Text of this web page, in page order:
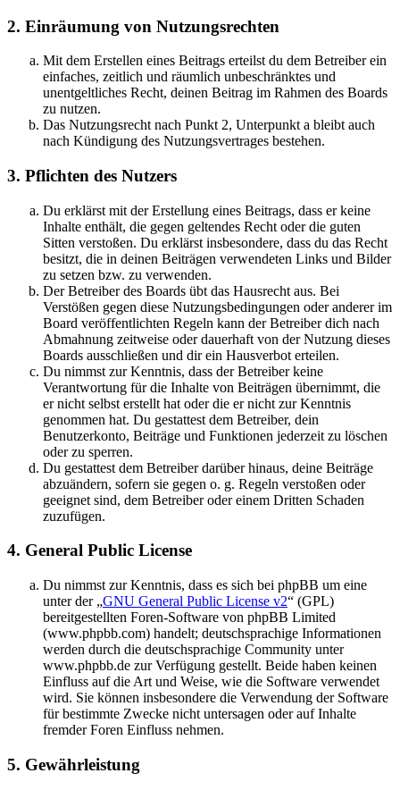
2. Einräumung von Nutzungsrechten
Mit dem Erstellen eines Beitrags erteilst du dem Betreiber ein
einfaches, zeitlich und räumlich unbeschränktes und
unentgeltliches Recht, deinen Beitrag im Rahmen des Boards
zu nutzen.
Das Nutzungsrecht nach Punkt 2, Unterpunkt a bleibt auch
nach Kündigung des Nutzungsvertrages bestehen.
3. Pflichten des Nutzers
Du erklärst mit der Erstellung eines Beitrags, dass er keine
Inhalte enthält, die gegen geltendes Recht oder die guten
Sitten verstoßen. Du erklärst insbesondere, dass du das Recht
besitzt, die in deinen Beiträgen verwendeten Links und Bilder
zu setzen bzw. zu verwenden.
Der Betreiber des Boards übt das Hausrecht aus. Bei
Verstößen gegen diese Nutzungsbedingungen oder anderer im
Board veröffentlichten Regeln kann der Betreiber dich nach
Abmahnung zeitweise oder dauerhaft von der Nutzung dieses
Boards ausschließen und dir ein Hausverbot erteilen.
Du nimmst zur Kenntnis, dass der Betreiber keine
Verantwortung für die Inhalte von Beiträgen übernimmt, die
er nicht selbst erstellt hat oder die er nicht zur Kenntnis
genommen hat. Du gestattest dem Betreiber, dein
Benutzerkonto, Beiträge und Funktionen jederzeit zu löschen
oder zu sperren.
Du gestattest dem Betreiber darüber hinaus, deine Beiträge
abzuändern, sofern sie gegen o. g. Regeln verstoßen oder
geeignet sind, dem Betreiber oder einem Dritten Schaden
zuzufügen.
4. General Public License
Du nimmst zur Kenntnis, dass es sich bei phpBB um eine
unter der „GNU General Public License v2“ (GPL)
bereitgestellten Foren-Software von phpBB Limited
(www.phpbb.com) handelt; deutschsprachige Informationen
werden durch die deutschsprachige Community unter
www.phpbb.de zur Verfügung gestellt. Beide haben keinen
Einfluss auf die Art und Weise, wie die Software verwendet
wird. Sie können insbesondere die Verwendung der Software
für bestimmte Zwecke nicht untersagen oder auf Inhalte
fremder Foren Einfluss nehmen.
5. Gewährleistung